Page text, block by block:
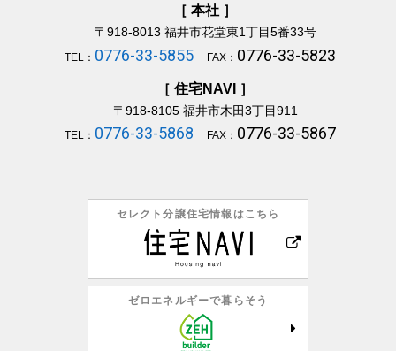
［ 本社 ］
〒918-8013 福井市花堂東1丁目5番33号
TEL： 0776-33-5855 FAX： 0776-33-5823
［ 住宅NAVI ］
〒918-8105福井市木田3丁目911
TEL： 0776-33-5868 FAX： 0776-33-5867
セレクト分譲住宅情報はこちら
ゼロエネルギーで暮らそう